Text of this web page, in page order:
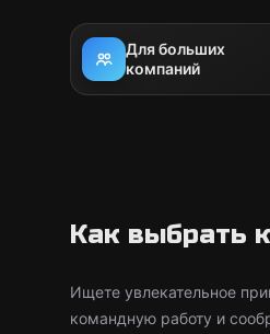
Для больших
компаний
Как выбрать
Ищете увлекательное
командную работу и